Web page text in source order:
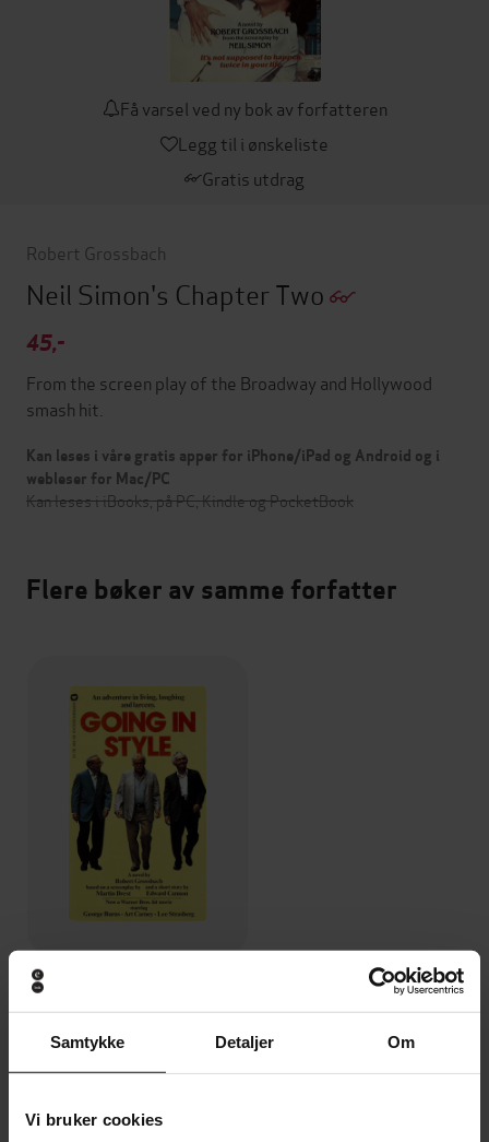
Samtykke Detaljer Om
Vi bruker cookies
Få varsel ved ny bok av forfatteren
Legg til i ønskeliste
Gratis utdrag
Robert Grossbach
Neil Simon's Chapter Two
45,-
From the screen play of the Broadway and Hollywood
smash hit.
Kan leses i våre gratis apper for iPhone/iPad og Android og i
webleser for Mac/PC
Kan leses i iBooks, på PC, Kindle og PocketBook
Flere bøker av samme forfatter
Going in Style
Robert Grossbach